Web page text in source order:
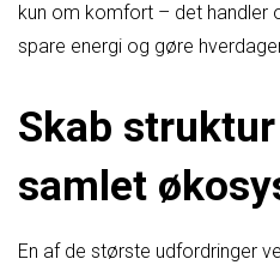
kun om komfort – det handler
spare energi og gøre
Skab
samlet
En af de største udfordringer